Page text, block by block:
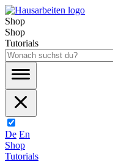
Shop
Shop
Tutorials
De En
Shop
Tutorials